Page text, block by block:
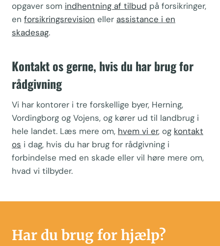
opgaver som indhentning af tilbud på forsikringer,
en forsikringsrevision eller assistance i en
skadesag.
Kontakt os gerne, hvis du har brug for
rådgivning
Vi har kontorer i tre forskellige byer, Herning,
Vordingborg og Vojens, og kører ud til landbrug i
hele landet. Læs mere om, hvem vi er, og kontakt
os i dag, hvis du har brug for rådgivning i
forbindelse med en skade eller vil høre mere om,
hvad vi tilbyder.
Har du brug for hjælp?